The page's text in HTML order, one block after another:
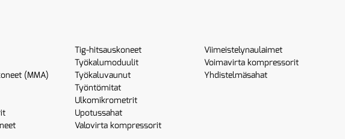
(MMA)
Tig-hitsauskoneet
Työkalumoduulit
Työkaluvaunut
Työntömitat
Ulkomikrometrit
Upotussahat
Valovirta kompressorit
Viimeistelynaulaimet
Voimavirta kompressorit
Yhdistelmäsahat